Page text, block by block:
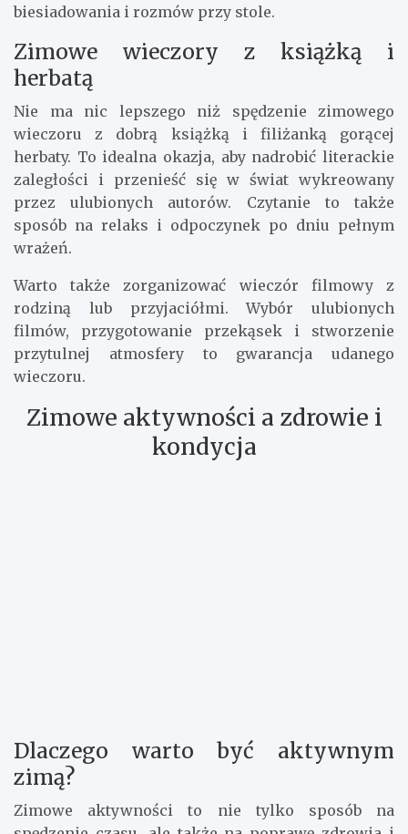
manualnych i spędzenie czasu w miłej atmosferze.
Innym pomysłem na kreatywne spędzenie
wieczoru jest wspólne gotowanie. Przygotowanie
posiłków to nie tylko sposób na naukę nowych
umiejętności, ale także okazja do wspólnego
biesiadowania i rozmów przy stole.
Zimowe wieczory z książką i
herbatą
Nie ma nic lepszego niż spędzenie zimowego
herbaty. To idealna okazja, aby nadrobić literackie
zaległości i przenieść się w świat wykreowany
przez ulubionych autorów. Czytanie to także
sposób na relaks i odpoczynek po dniu pełnym
wrażeń.
Warto także zorganizować wieczór filmowy z
rodziną lub przyjaciółmi. Wybór ulubionych
filmów, przygotowanie przekąsek i stworzenie